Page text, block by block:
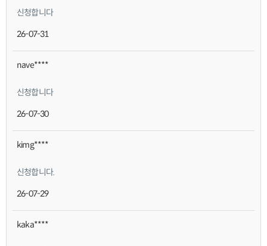
신청합니다
26-07-31
nave****
신청합니다
26-07-30
kimg****
신청합니다.
26-07-29
kaka****